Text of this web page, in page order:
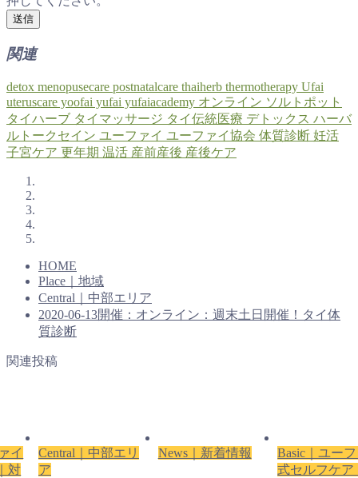
関連
detox menopusecare postnatalcare thaiherb thermotherapy Ufai
uteruscare yoofai yufai yufaiacademy オンライン ソルトポット
タイハーブ タイマッサージ タイ伝統医療 デトックス ハーバ
ルトークセイン ユーファイ ユーファイ協会 体質診断 妊活
子宮ケア 更年期 温活 産前産後 産後ケア
HOME
Place｜地域
Central｜中部エリア
2020-06-13開催：オンライン：週末土日開催！タイ体
質診断
関連投稿
イ
対
Central｜中部エリ
ア
News｜新着情報
Basic｜ユー
式セルフケア